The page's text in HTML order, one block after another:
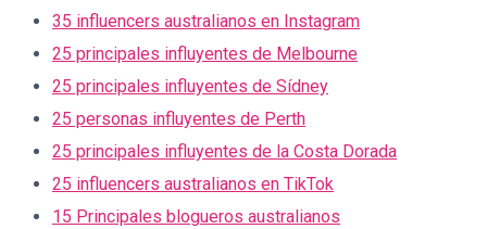
35 influencers australianos en Instagram
25 principales influyentes de Melbourne
25 principales influyentes de Sídney
25 personas influyentes de Perth
25 principales influyentes de la Costa Dorada
25 influencers australianos en TikTok
15 Principales blogueros australianos